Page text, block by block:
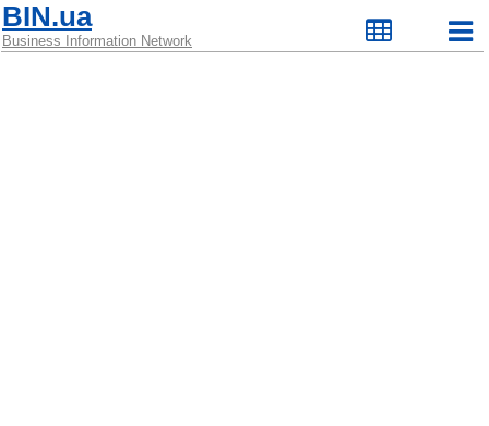
BIN.ua
Business Information Network